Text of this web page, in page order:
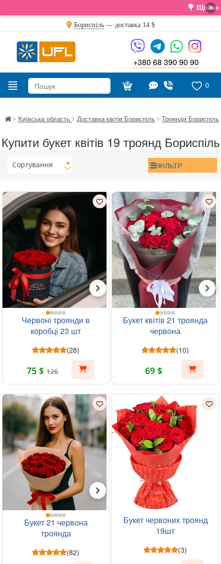
💐 Щойно ×
Бориспіль— доставка 14 $
+380 68 390 90 90
0
Київська область Доставка квітів Бориспіль Троянди Бориспіль
Купити букет квітів 19 троянд Бориспіль
Сортування ФІЛЬТР
Червоні троянди в
коробці 23 шт
(28)
75 $ 126
Букет квітів 21 троянда
червона
(10)
69 $
Букет 21 червона
троянда
(82)
Букет червоних троянд
19шт
(3)